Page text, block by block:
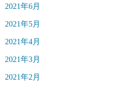
2021年6月
2021年5月
2021年4月
2021年3月
2021年2月